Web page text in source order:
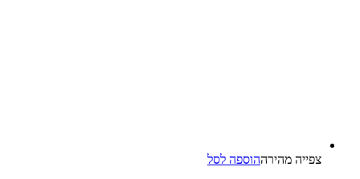
צפייה‬ ‫מהירה‬הוספה לסל